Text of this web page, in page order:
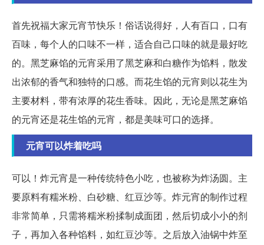
首先祝福大家元宵节快乐！俗话说得好，人有百口，口有
百味，每个人的口味不一样，适合自己口味的就是最好吃
的。黑芝麻馅的元宵采用了黑芝麻和白糖作为馅料，散发
出浓郁的香气和独特的口感。而花生馅的元宵则以花生为
主要材料，带有浓厚的花生香味。因此，无论是黑芝麻馅
的元宵还是花生馅的元宵，都是美味可口的选择。
元宵可以炸着吃吗
可以！炸元宵是一种传统特色小吃，也被称为炸汤圆。主
要原料有糯米粉、白砂糖、红豆沙等。炸元宵的制作过程
非常简单，只需将糯米粉揉制成面团，然后切成小小的剂
子，再加入各种馅料，如红豆沙等。之后放入油锅中炸至